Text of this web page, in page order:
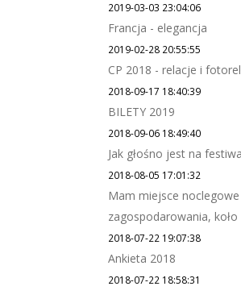
2019-03-03 23:04:06
Francja - elegancja
2019-02-28 20:55:55
CP 2018 - relacje i
2018-09-17 18:40:39
BILETY 2019
2018-09-06 18:49:40
Jak głośno jest na
2018-08-05 17:01:32
Mam miejsce
zagospodarowania, koło
2018-07-22 19:07:38
Ankieta 2018
2018-07-22 18:58:31